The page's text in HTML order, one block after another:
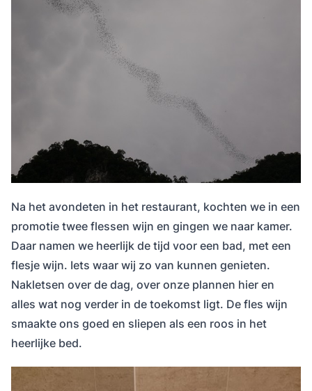
Na het avondeten in het restaurant, kochten we in een
promotie twee flessen wijn en gingen we naar kamer.
Daar namen we heerlijk de tijd voor een bad, met een
flesje wijn. Iets waar wij zo van kunnen genieten.
Nakletsen over de dag, over onze plannen hier en
alles wat nog verder in de toekomst ligt. De fles wijn
smaakte ons goed en sliepen als een roos in het
heerlijke bed.